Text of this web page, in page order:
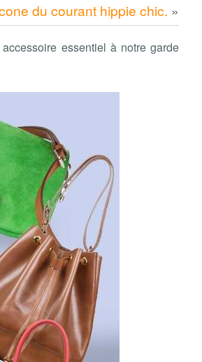
du courant hippie chic. »
essentiel à notre garde